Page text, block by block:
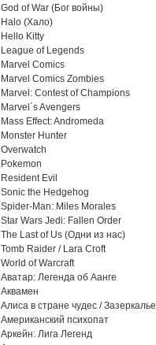
God of War (Бог войны)
Halo (Хало)
Hello Kitty
League of Legends
Marvel Comics
Marvel Comics Zombies
Marvel: Contest of Champions
Marvel`s Avengers
Mass Effect: Andromeda
Monster Hunter
Overwatch
Pokemon
Resident Evil
Sonic the Hedgehog
Spider-Man: Miles Morales
Star Wars Jedi: Fallen Order
The Last of Us (Одни из нас)
Tomb Raider / Lara Croft
World of Warcraft
Аватар: Легенда об Аанге
Аквамен
Алиса в стране чудес / Зазеркалье
Американский психопат
Аркейн: Лига Легенд